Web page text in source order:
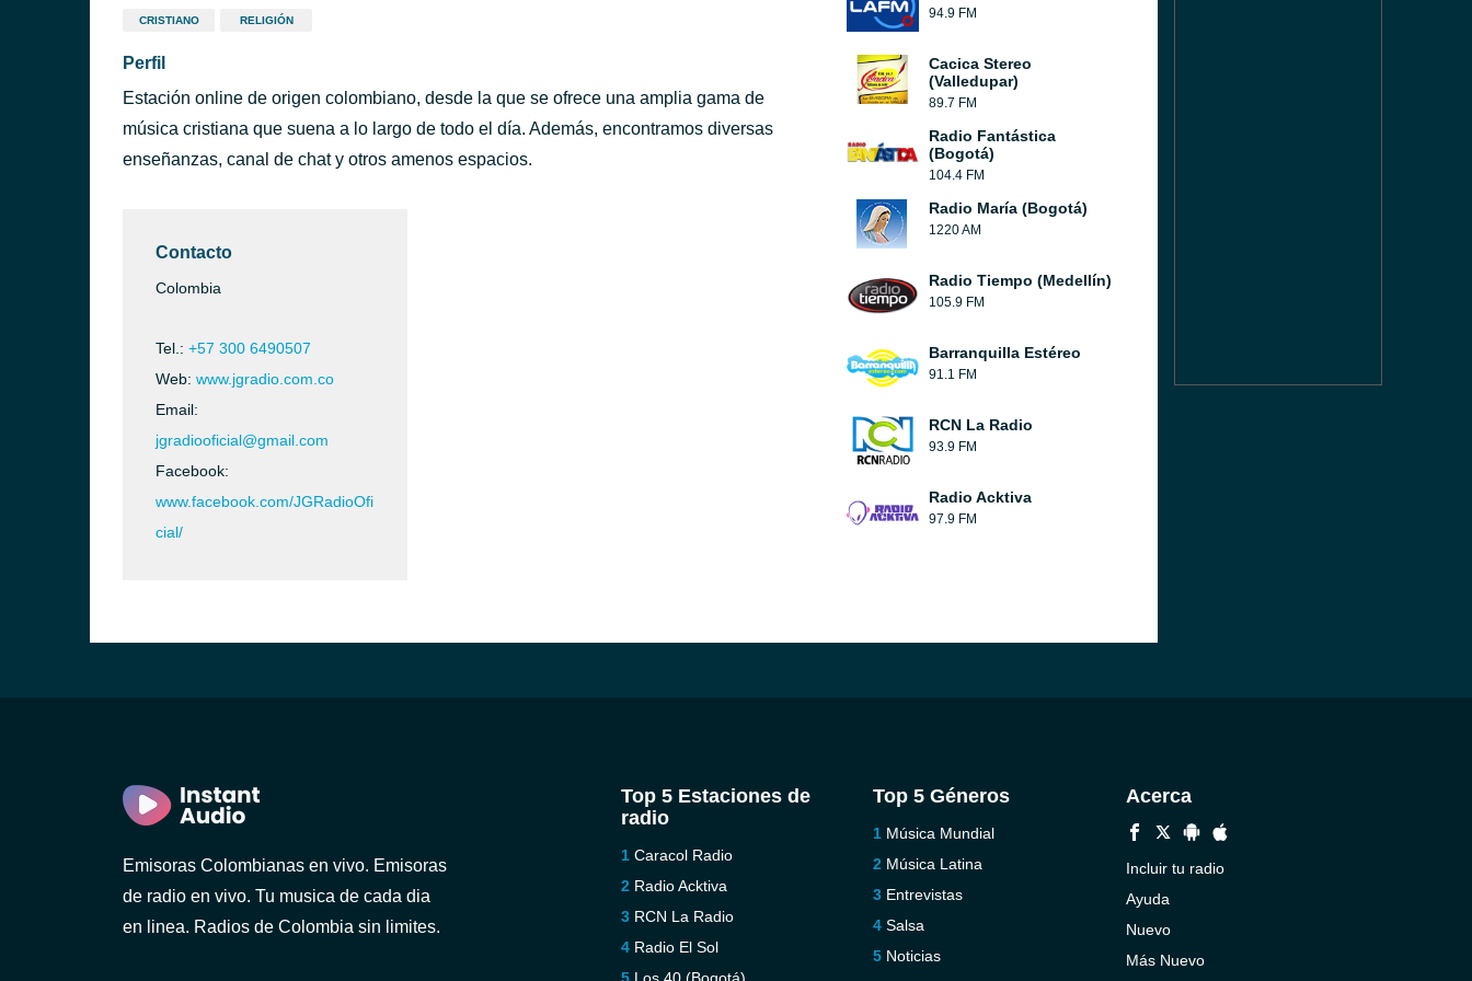
CRISTIANO RELIGIÓN
Perfil
Estación online de origen colombiano, desde la que se ofrece una amplia gama de
música cristiana que suena a lo largo de todo el día. Además, encontramos diversas
enseñanzas, canal de chat y otros amenos espacios.
Contacto
Colombia
Tel.: +57 300 6490507
Web: www.jgradio.com.co
Email:
jgradiooficial@gmail.com
Facebook:
www.facebook.com/JGRadioOfi
cial/
94.9 FM
Cacica Stereo
(Valledupar)
89.7 FM
Radio Fantástica
(Bogotá)
104.4 FM
Radio María (Bogotá)
1220 AM
Radio Tiempo (Medellín)
105.9 FM
Barranquilla Estéreo
91.1 FM
RCN La Radio
93.9 FM
Radio Acktiva
97.9 FM
Emisoras Colombianas en vivo. Emisoras
de radio en vivo. Tu musica de cada dia
en linea. Radios de Colombia sin limites.
Top 5 Estaciones de
radio
Caracol Radio
Radio Acktiva
RCN La Radio
Radio El Sol
Top 5 Géneros
Música Mundial
Música Latina
Entrevistas
Salsa
Noticias
Acerca
Incluir tu radio
Ayuda
Nuevo
Más Nuevo